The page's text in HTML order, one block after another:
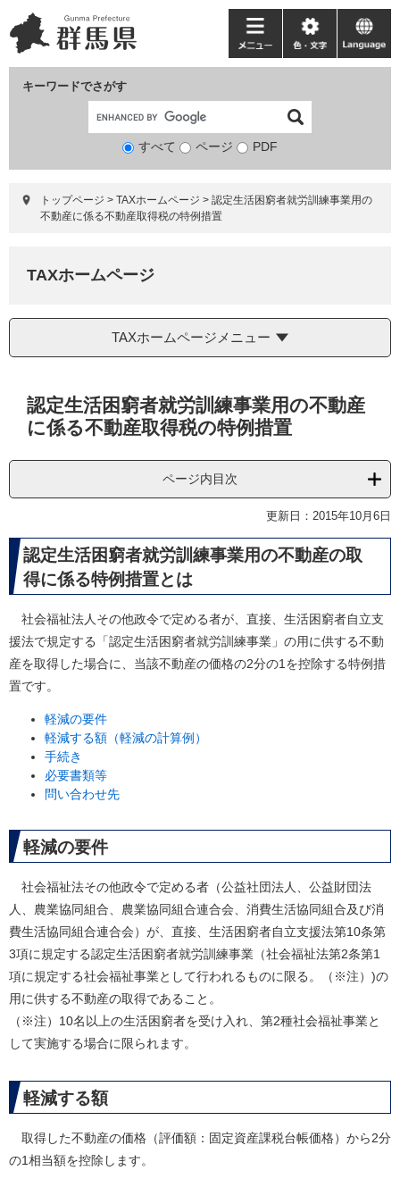
ー
ジ
ニ
ュ
て
キーワードでさがす
検
象
すべて ページ PDF
メ
ニ
ー
色・
文
language
トップページ > TAXホームページ > 認定生活困窮者就労訓練事業用の
不動産に係る不動産取得税の特例措置
TAXホームページ
TAXホームページメニュー
認定生活困窮者就労訓練事業用の不動産
に係る不動産取得税の特例措置
ページ内目次
更新日：2015年10月6日
認定生活困窮者就労訓練事業用の不動産の取
得に係る特例措置とは
社会福祉法人その他政令で定める者が、直接、生活困窮者自立支
援法で規定する「認定生活困窮者就労訓練事業」の用に供する不動
産を取得した場合に、当該不動産の価格の2分の1を控除する特例措
置です。
軽減の要件
軽減する額（軽減の計算例）
手続き
必要書類等
問い合わせ先
軽減の要件
社会福祉法その他政令で定める者（公益社団法人、公益財団法
人、農業協同組合、農業協同組合連合会、消費生活協同組合及び消
費生活協同組合連合会）が、直接、生活困窮者自立支援法第10条第
3項に規定する認定生活困窮者就労訓練事業（社会福祉法第2条第1
項に規定する社会福祉事業として行われるものに限る。（※注）)の
用に供する不動産の取得であること。
（※注）10名以上の生活困窮者を受け入れ、第2種社会福祉事業と
して実施する場合に限られます。
軽減する額
取得した不動産の価格（評価額：固定資産課税台帳価格）から2分
の1相当額を控除します。